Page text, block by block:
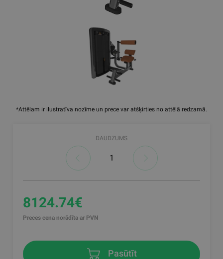
*Attēlam ir ilustratīva nozīme un prece var atšķirties no attēlā redzamā.
DAUDZUMS
8124.74€
Preces cena norādīta ar PVN
Pasūtīt